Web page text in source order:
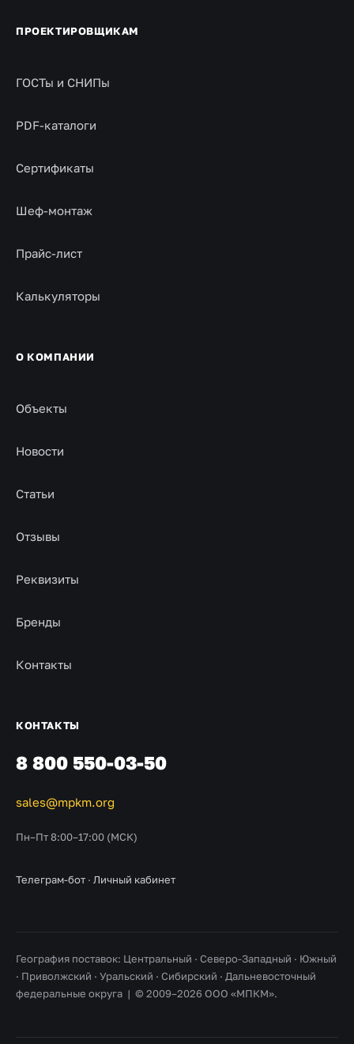
ПРОЕКТИРОВЩИКАМ
ГОСТы и СНИПы
PDF-каталоги
Сертификаты
Шеф-монтаж
Прайс-лист
Калькуляторы
О КОМПАНИИ
Объекты
Новости
Статьи
Отзывы
Реквизиты
Бренды
Контакты
КОНТАКТЫ
8 800 550-03-50
sales@mpkm.org
Пн–Пт 8:00–17:00 (МСК)
Телеграм-бот · Личный кабинет
География поставок: Центральный · Северо-Западный · Южный
· Приволжский · Уральский · Сибирский · Дальневосточный
федеральные округа | © 2009–2026 ООО «МПКМ».